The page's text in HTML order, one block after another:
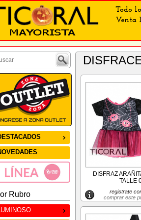
Todo
Venta
Rubro
DISFRAZ
TALLE
registrate
comprar este